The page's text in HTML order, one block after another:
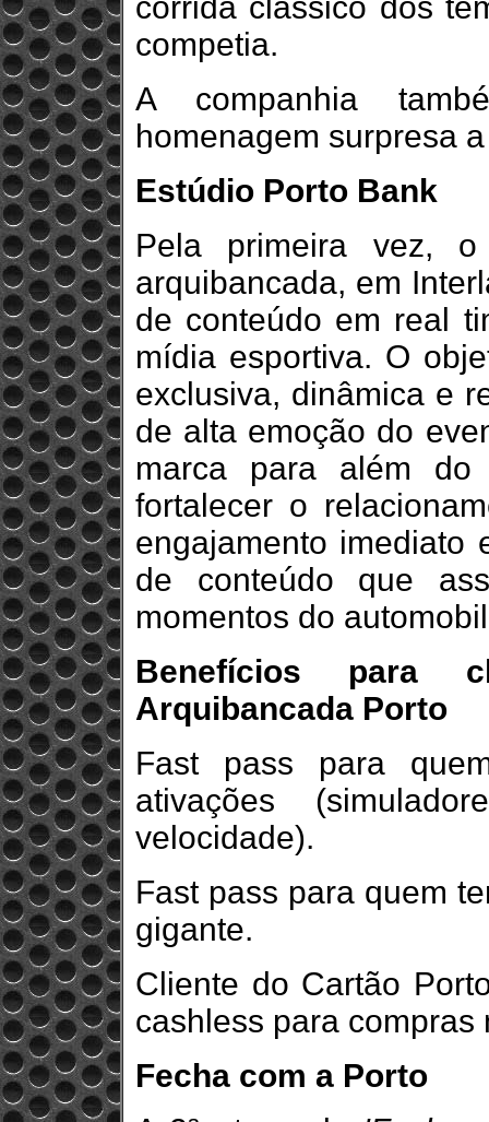
competia.
A companhia
homenagem surpresa
Estúdio Porto Bank
Pela primeira vez,
arquibancada, em
de conteúdo em real
mídia esportiva. O
exclusiva, dinâmica e
de alta emoção do
marca para além do
fortalecer o
engajamento imediato
de conteúdo que
momentos do
Benefícios para
Arquibancada Porto
Fast pass para
ativações
velocidade).
Fast pass para quem
gigante.
Cliente do Cartão
cashless para compras
Fecha com a Porto